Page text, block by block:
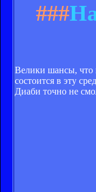
###
Велики шансы, что
состоится в эту
Диаби точно не